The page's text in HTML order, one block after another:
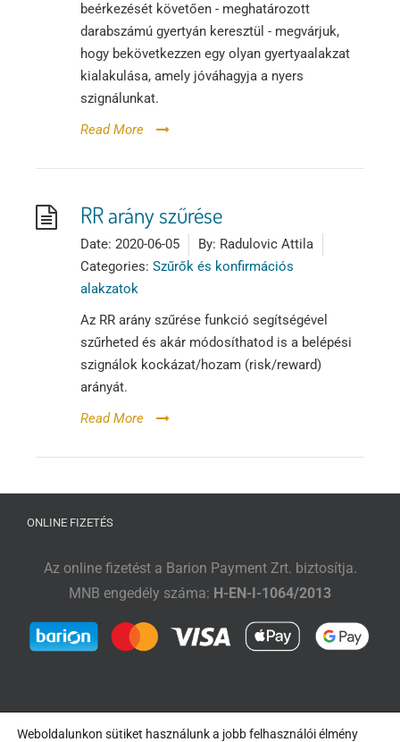
beérkezését követően - meghatározott
darabszámú gyertyán keresztül - megvárjuk,
hogy bekövetkezzen egy olyan gyertyaalakzat
kialakulása, amely jóváhagyja a nyers
szignálunkat.
Read More
RR arány szűrése
Date: 2020-06-05 By: Radulovic Attila
Categories: Szűrők és konfirmációs
alakzatok
Az RR arány szűrése funkció segítségével
szűrheted és akár módosíthatod is a belépési
szignálok kockázat/hozam (risk/reward)
arányát.
Read More
ONLINE FIZETÉS
Az online fizetést a Barion Payment Zrt. biztosítja.
MNB engedély száma: H-EN-I-1064/2013
Weboldalunkon sütiket használunk a jobb felhasználói élmény